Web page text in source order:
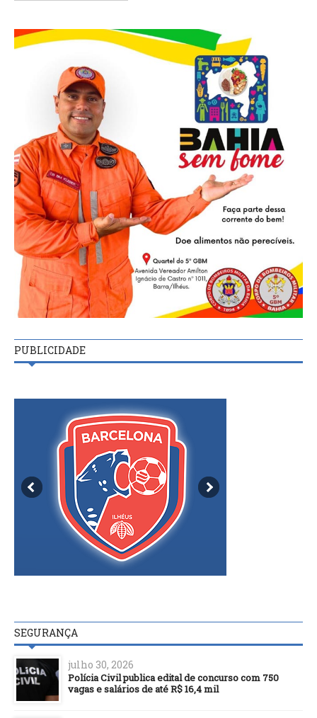
PUBLICIDADE
SEGURANÇA
julho 30, 2026
Polícia Civil publica edital de concurso com 750
vagas e salários de até R$ 16,4 mil